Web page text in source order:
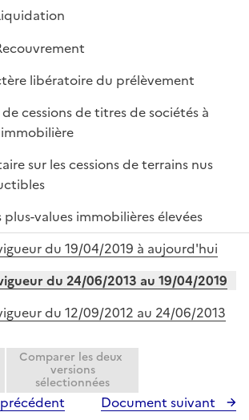
libératoire du prélèvement
de cessions de titres de sociétés à
sur les cessions de terrains nus
plus-values immobilières élevées
du 19/04/2019 à aujourd'hui
du 24/06/2013 au 19/04/2019
du 12/09/2012 au 24/06/2013
Comparer les deux
versions
sélectionnées
Document suivant